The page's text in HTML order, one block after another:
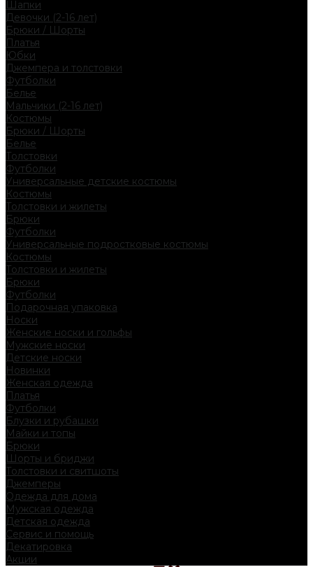
Шапки
Девочки (2-16 лет)
Брюки / Шорты
Платья
Юбки
Джемпера и толстовки
Футболки
Белье
Мальчики (2-16 лет)
Костюмы
Брюки / Шорты
Белье
Толстовки
Футболки
Универсальные детские костюмы
Костюмы
Толстовки и жилеты
Брюки
Футболки
Универсальные подростковые костюмы
Костюмы
Толстовки и жилеты
Брюки
Футболки
Подарочная упаковка
Носки
Женские носки и гольфы
Мужские носки
Детские носки
Новинки
Женская одежда
Платья
Футболки
Блузки и рубашки
Майки и топы
Брюки
Шорты и бриджи
Толстовки и свитшоты
Джемперы
Одежда для дома
Мужская одежда
Детская одежда
Сервис и помощь
Декатировка
Акции